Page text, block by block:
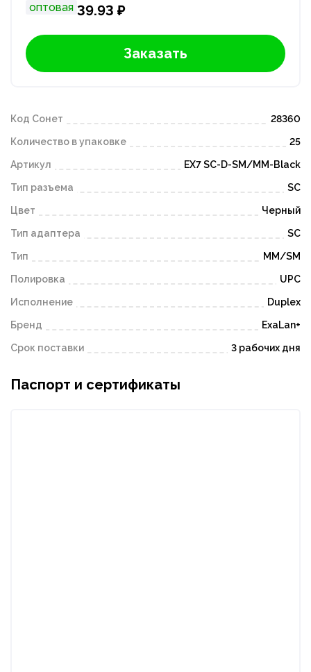
оптовая 39.93 ₽
Заказать
Код Сонет 28360
Количество в упаковке 25
Артикул EX7 SC-D-SM/MM-Black
Тип разъема SC
Цвет Черный
Тип адаптера SC
Тип MM/SM
Полировка UPC
Исполнение Duplex
Бренд ExaLan+
Срок поставки 3 рабочих дня
Паспорт и сертификаты